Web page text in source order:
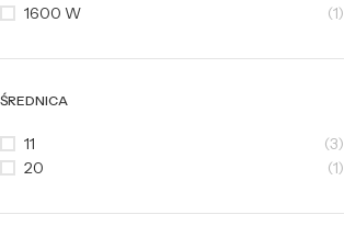
1600 W
(1)
ŚREDNICA
11
(3)
20
(1)